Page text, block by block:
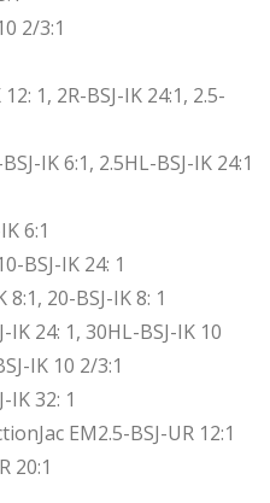
2/3:1
1, 2R-BSJ-IK 24:1, 2.5-
IK 6:1, 2.5HL-BSJ-IK 24:1
6:1
BSJ-IK 24: 1
20-BSJ-IK 8: 1
24: 1, 30HL-BSJ-IK 10
IK 10 2/3:1
32: 1
EM2.5-BSJ-UR 12:1
20:1